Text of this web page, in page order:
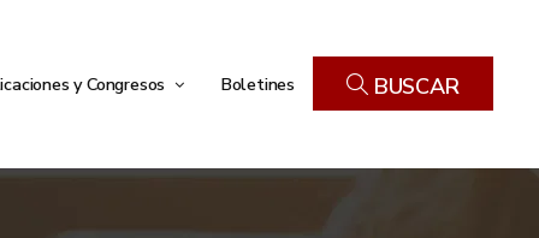
y Congresos Boletines BUSCAR